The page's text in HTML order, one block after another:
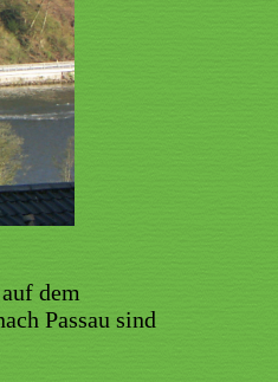
dem
Passau sind